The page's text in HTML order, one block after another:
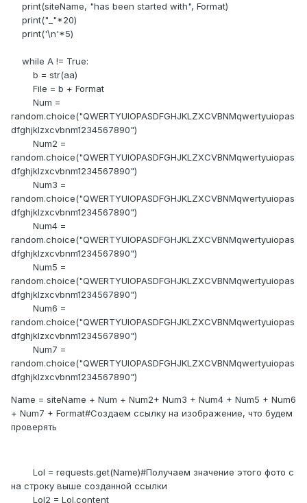
print(siteName, "has been started with", Format)
print("_"*20)
print('\n'*5)
while A != True:
b = str(aa)
File = b + Format
Num =
random.choice("QWERTYUIOPASDFGHJKLZXCVBNMqwertyuiopas
dfghjklzxcvbnm1234567890")
Num2 =
random.choice("QWERTYUIOPASDFGHJKLZXCVBNMqwertyuiopas
dfghjklzxcvbnm1234567890")
Num3 =
random.choice("QWERTYUIOPASDFGHJKLZXCVBNMqwertyuiopas
dfghjklzxcvbnm1234567890")
Num4 =
random.choice("QWERTYUIOPASDFGHJKLZXCVBNMqwertyuiopas
dfghjklzxcvbnm1234567890")
Num5 =
random.choice("QWERTYUIOPASDFGHJKLZXCVBNMqwertyuiopas
dfghjklzxcvbnm1234567890")
Num6 =
random.choice("QWERTYUIOPASDFGHJKLZXCVBNMqwertyuiopas
dfghjklzxcvbnm1234567890")
Num7 =
random.choice("QWERTYUIOPASDFGHJKLZXCVBNMqwertyuiopas
dfghjklzxcvbnm1234567890")
Name = siteName + Num + Num2+ Num3 + Num4 + Num5 + Num6
+ Num7 + Format#Создаем ссылку на изображение, что будем
проверять
Lol = requests.get(Name)#Получаем значение этого фото с
на строку выше созданной ссылки
Lol2 = Lol.content